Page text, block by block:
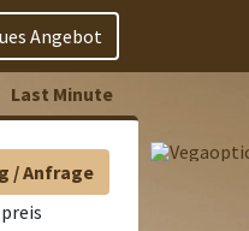
Angebot
Last Minute
/ Anfrage